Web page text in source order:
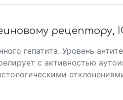
рецептору,
гепатита. Уровень
с активностью